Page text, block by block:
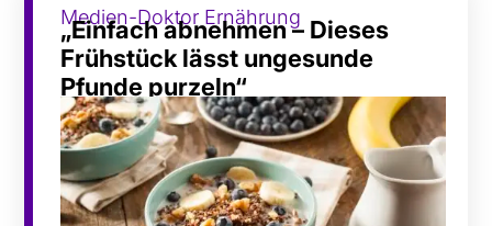
Medien-Doktor Ernährung
„Einfach abnehmen – Dieses
Frühstück lässt ungesunde
Pfunde purzeln“